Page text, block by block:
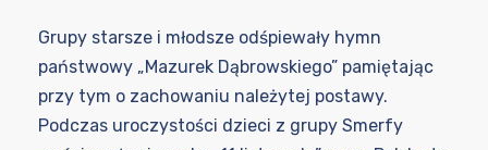
Grupy starsze i młodsze odśpiewały hymn
państwowy „Mazurek Dąbrowskiego” pamiętając
przy tym o zachowaniu należytej postawy.
Podczas uroczystości dzieci z grupy Smerfy